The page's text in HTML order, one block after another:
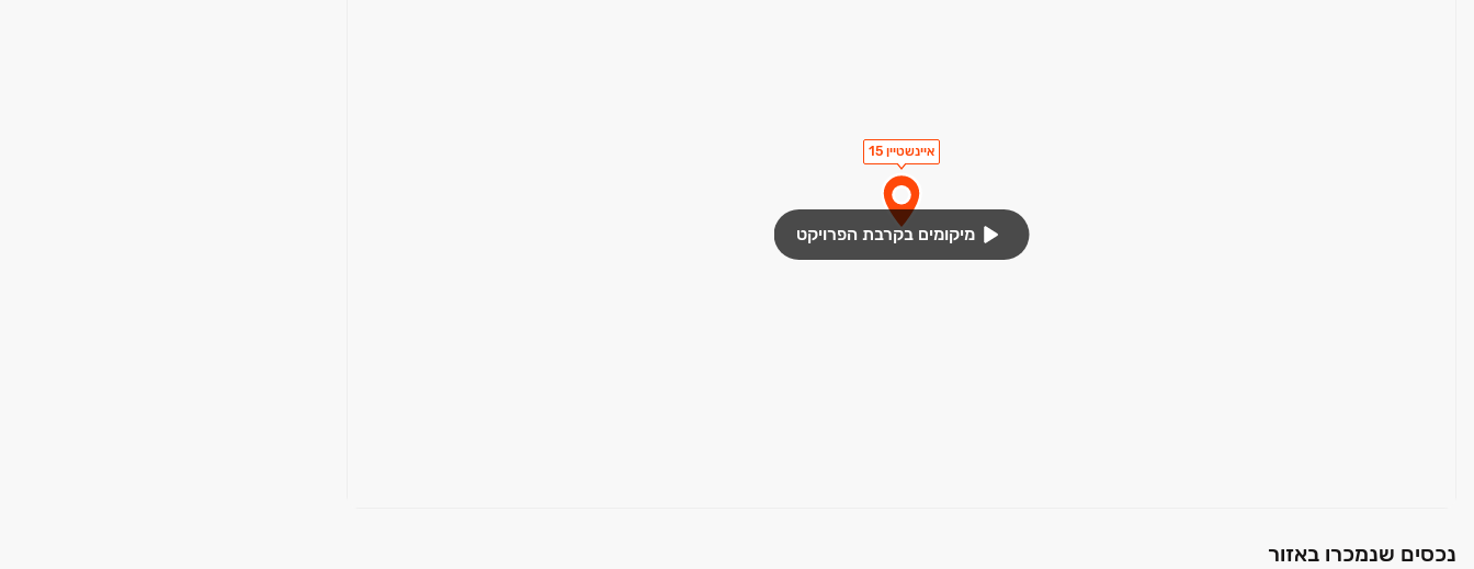
איינשטיין 15
מיקומים בקרבת הפרויקט
נכסים שנמכרו באזור